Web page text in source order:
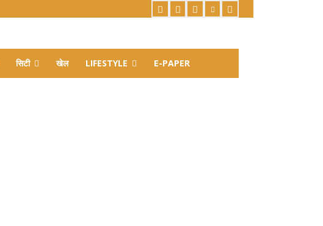
सिटी खेल LIFESTYLE E-PAPER